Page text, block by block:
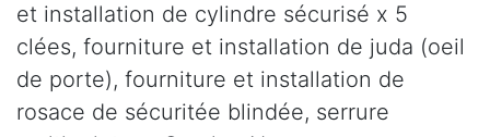
et installation de cylindre sécurisé x 5
clées, fourniture et installation de juda (oeil
de porte), fourniture et installation de
rosace de sécuritée blindée, serrure